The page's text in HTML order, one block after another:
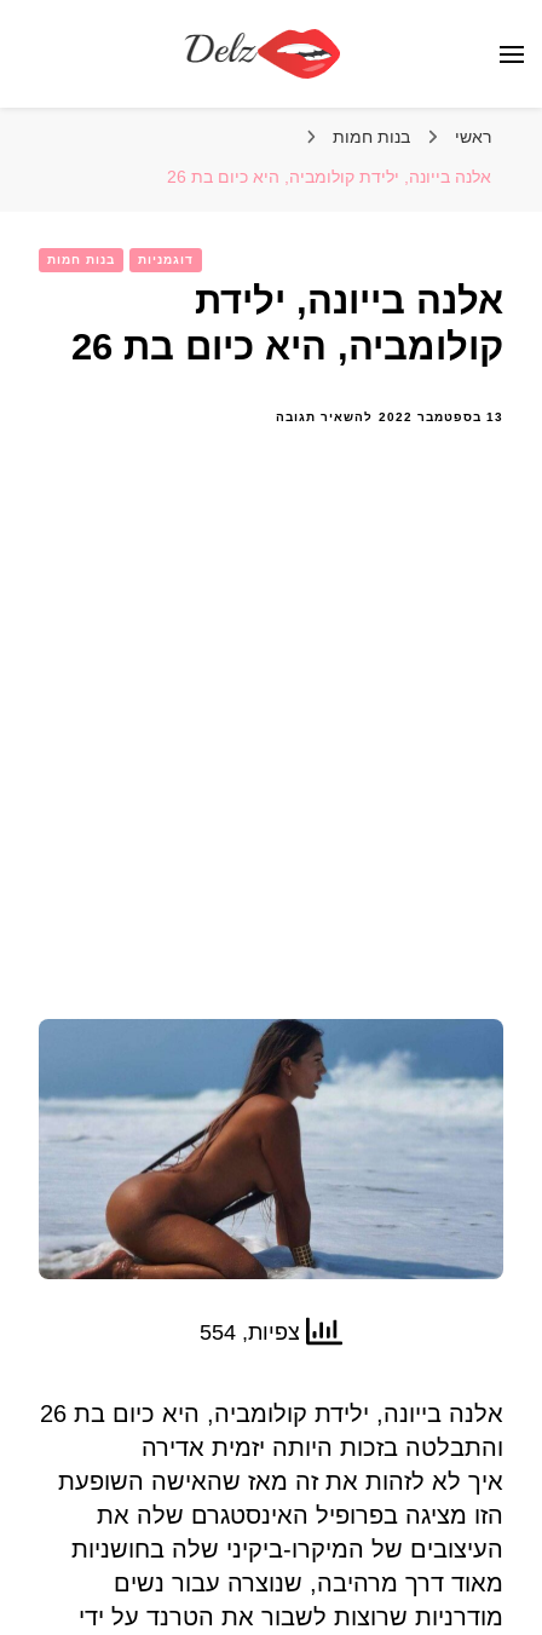
ראשי בנות חמות
אלנה בייונה, ילידת קולומביה, היא כיום בת 26
בנות חמות דוגמניות
אלנה בייונה, ילידת
קולומביה, היא כיום בת 26
13 בספטמבר 2022 להשאיר תגובהבנושא
צפיות, 554
אלנה בייונה, ילידת קולומביה, היא כיום בת 26
והתבלטה בזכות היותה יזמית אדירה
איך לא לזהות את זה מאז שהאישה השופעת
הזו מציגה בפרופיל האינסטגרם שלה את
העיצובים של המיקרו-ביקיני שלה בחושניות
מאוד דרך מרהיבה, שנוצרה עבור נשים
מודרניות שרוצות לשבור את הטרנד על ידי